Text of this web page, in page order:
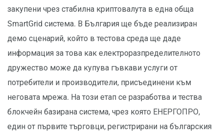
закупени чрез стабилна криптовалута в една обща
SmartGrid система. В България ще бъде реализиран
демо сценарий, който в тестова среда ще даде
информация за това как електроразпределителното
дружество може да купува гъвкави услуги от
потребители и производители, присъединени към
неговата мрежа. На този етап се разработва и тества
блокчейн базирана система, чрез която ЕНЕРГОПРО,
един от първите търговци, регистрирани на българския